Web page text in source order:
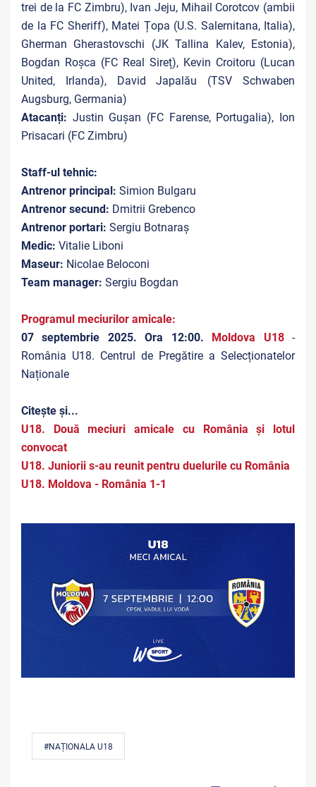
trei de la FC Zimbru), Ivan Jeju, Mihail Corotcov (ambii
de la FC Sheriff), Matei Țopa (U.S. Salernitana, Italia),
Gherman Gherastovschi (JK Tallina Kalev, Estonia),
Bogdan Roșca (FC Real Sireț), Kevin Croitoru (Lucan
United, Irlanda), David Japalău (TSV Schwaben
Augsburg, Germania)
Atacanți: Justin Gușan (FC Farense, Portugalia), Ion
Prisacari (FC Zimbru)
Staff-ul tehnic:
Antrenor principal: Simion Bulgaru
Antrenor secund: Dmitrii Grebenco
Antrenor portari: Sergiu Botnaraș
Medic: Vitalie Liboni
Maseur: Nicolae Beloconi
Team manager: Sergiu Bogdan
Programul meciurilor amicale:
07 septembrie 2025. Ora 12:00.
Moldova U18-
România U18. Centrul de Pregătire a Selecționatelor
Naționale
Citește și...
U18. Două meciuri amicale cu România și lotul
convocat
U18. Juniorii s-au reunit pentru duelurile cu România
U18. Moldova - România 1-1
#NAȚIONALA U18